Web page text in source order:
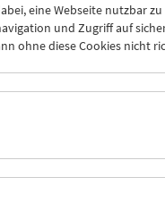
Frank
eine Webseite nutzbar
und Zugriff auf
ohne diese Cookies nicht